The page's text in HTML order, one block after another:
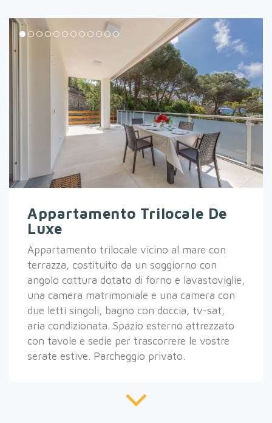
Appartamento Trilocale De
Luxe
Appartamento trilocale vicino al mare con
terrazza, costituito da un soggiorno con
angolo cottura dotato di forno e lavastoviglie,
una camera matrimoniale e una camera con
due letti singoli, bagno con doccia, tv-sat,
aria condizionata. Spazio esterno attrezzato
con tavole e sedie per trascorrere le vostre
serate estive. Parcheggio privato.